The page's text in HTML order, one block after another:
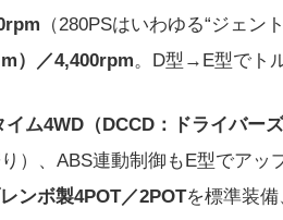
（280PSはいわゆる“ジェン
）／4,400rpm 。D型→E型でト
イム4WD（DCCD：ドライバー
）、ABS連動制御もE型でアッ
ンボ製4POT／2POTを標準装備